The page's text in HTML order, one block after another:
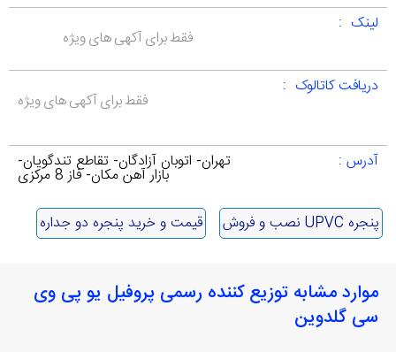
لینک :
فقط برای آکهی های ویژه
دریافت کاتالوک :
فقط برای آکهی های ویژه
آدرس : تهران- اتوبان آزادگان- تقاطع تندگویان-
بازار آهن مکان- فاز 8 مرکزی
پنجره UPVC نصب و فروش
قیمت و خرید پنجره دو جداره
موارد مشابه توزیع کننده رسمی پروفیل یو پی وی
سی گلدوین